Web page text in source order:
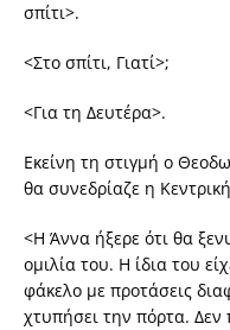
σπίτι>.
<Στο σπίτι, Γιατί>;
<Για τη Δευτέρα>.
Εκείνη τη στιγμή ο
θα συνεδρίαζε η
<Η Άννα ήξερε ότι θα
ομιλία του. Η ίδια του
φάκελο με προτάσεις
χτυπήσει την πόρτα.